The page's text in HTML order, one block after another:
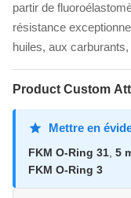
partir de
résistance
huiles, aux
Product Custom
Mettre en
FKM O-Ring 31, 5
FKM O-Ring 3